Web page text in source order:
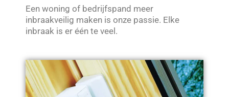
Een woning of bedrijfspand meer
inbraakveilig maken is onze passie. Elke
inbraak is er één te veel.